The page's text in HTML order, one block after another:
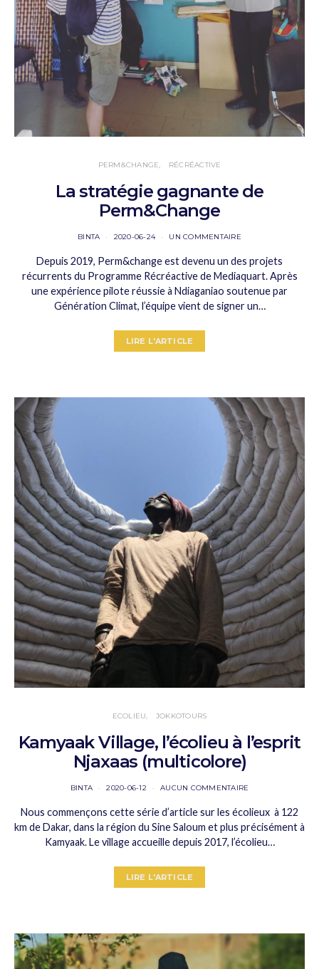
PERM&CHANGE RÉCRÉACTIVE
La stratégie gagnante de
Perm&Change
BINTA 2020-06-24 UN COMMENTAIRE
Depuis 2019, Perm&change est devenu un des projets
récurrents du Programme Récréactive de Mediaquart. Après
une expérience pilote réussie à Ndiaganiao soutenue par
Génération Climat, l’équipe vient de signer un…
LIRE L'ARTICLE
ECOLIEU JOKKOTOURS
Kamyaak Village, l’écolieu à l’esprit
Njaxaas (multicolore)
BINTA 2020-06-12 AUCUN COMMENTAIRE
Nous commençons cette série d’article sur les écolieux à 122
km de Dakar, dans la région du Sine Saloum et plus précisément à
Kamyaak. Le village accueille depuis 2017, l’écolieu…
LIRE L'ARTICLE